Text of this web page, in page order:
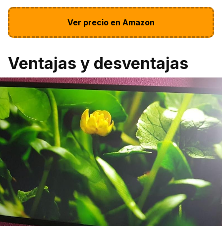
Ver precio en Amazon
Ventajas y desventajas